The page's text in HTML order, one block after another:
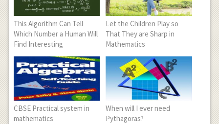
This Algorithm Can Tell
Which Number a Human Will
Find Interesting
Let the Children Play so
That They are Sharp in
Mathematics
CBSE Practical system in
mathematics
When will I ever need
Pythagoras?